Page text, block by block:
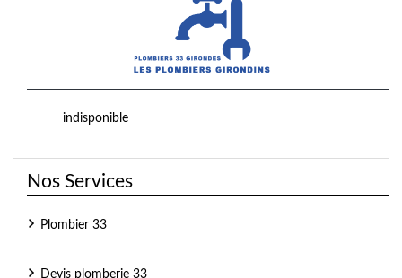
indisponible
Nos Services
Plombier 33
Devis plomberie 33